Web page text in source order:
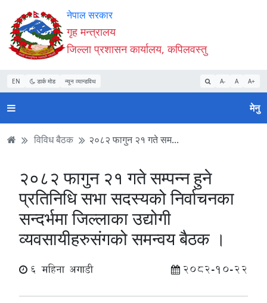
Accessibility
Mode
सुरु
गर्नुहोस्
सामाग्री
पढ्नुहाेस्
नेभिगेसन
पढ्नुहाेस्
वेबसाइट
खोजमा
जानुहोस्
नेपाल सरकार
गृह मन्त्रालय
जिल्ला प्रशासन कार्यालय, कपिलवस्तु
EN डार्क मोड न्यून व्यान्डविथ A- A A+
मेनु
विविध बैठक २०८२ फागुन २१ गते सम...
२०८२ फागुन २१ गते सम्पन्न हुने
प्रतिनिधि सभा सदस्यको निर्वाचनका
सन्दर्भमा जिल्लाका उद्योगी
व्यवसायीहरुसंगको समन्वय बैठक ।
6 महिना अगाडी 2082-10-22